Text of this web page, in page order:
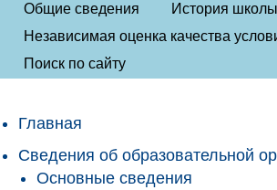
Общие сведения
История школы
Независимая оценка качества
Поиск по сайту
Главная
Сведения об образовательной
Основные сведения